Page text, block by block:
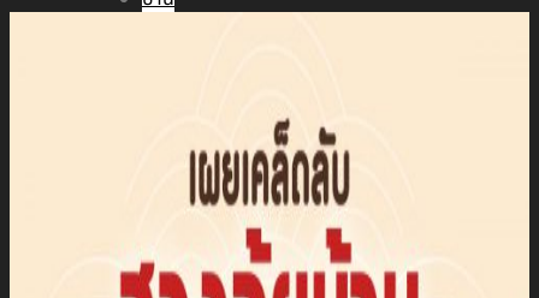
ข่าวสาร
CMC WE CARE
CMC WE TALK
CMC Sustainability